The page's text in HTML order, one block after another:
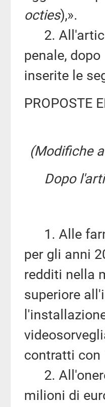
octies),».
2.
penale,
inserite le
PROPOSTE
(Modifiche
Dopo
1. Alle
per gli anni
redditi nella
superiore
contratti
2.
milioni di